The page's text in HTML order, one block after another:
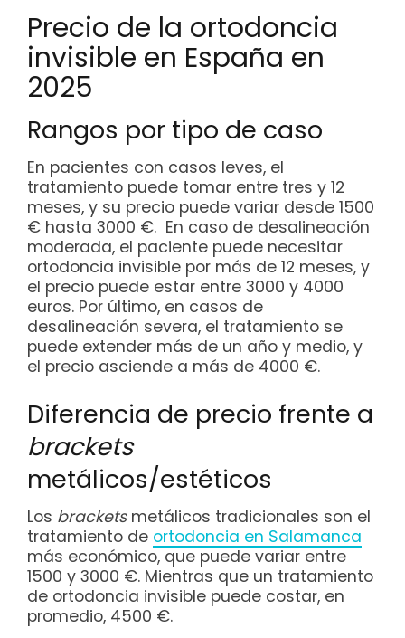
Precio de la ortodoncia
invisible en España en
2025
Rangos por tipo de caso
En pacientes con casos leves, el
tratamiento puede tomar entre tres y 12
meses, y su precio puede variar desde 1500
€ hasta 3000 €. En caso de desalineación
moderada, el paciente puede necesitar
ortodoncia invisible por más de 12 meses, y
el precio puede estar entre 3000 y 4000
euros. Por último, en casos de
desalineación severa, el tratamiento se
puede extender más de un año y medio, y
el precio asciende a más de 4000 €.
Diferencia de precio frente a
brackets
metálicos/estéticos
Los bracketsmetálicos tradicionales son el
tratamiento de ortodoncia en Salamanca
más económico, que puede variar entre
1500 y 3000 €. Mientras que un tratamiento
de ortodoncia invisible puede costar, en
promedio, 4500 €.